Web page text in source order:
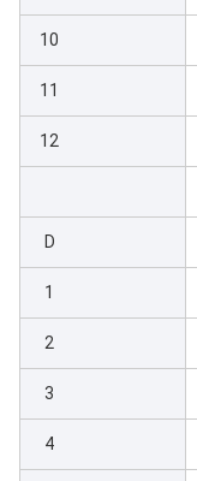
10
11
12
D
1
2
3
4